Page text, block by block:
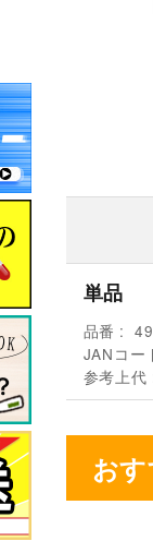
単品
品番
JANコー
参考上代
お